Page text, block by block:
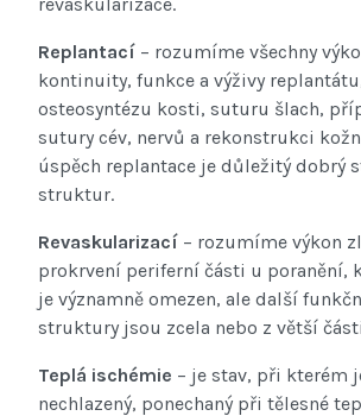
Replantací – rozumíme všechny
kontinuity, funkce a výživy
osteosyntézu kosti, suturu šlach,
sutury cév, nervů a rekonstrukci
úspěch replantace je důležitý dobrý
struktur.
Revaskularizací – rozumíme výkon
prokrvení periferní části u poranění,
je významně omezen, ale další
struktury jsou zcela nebo z větší
Teplá ischémie – je stav, při kterém
nechlazený, ponechaný při tělesné